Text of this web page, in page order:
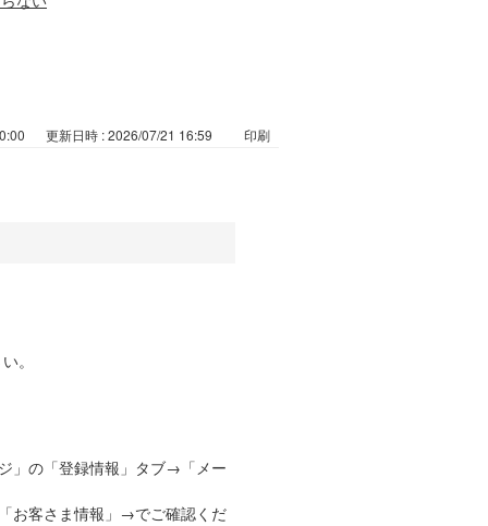
更新日時 : 2026/07/21 16:59 印刷
。
」の「登録情報」タブ→「メー
お客さま情報」→でご確認くだ